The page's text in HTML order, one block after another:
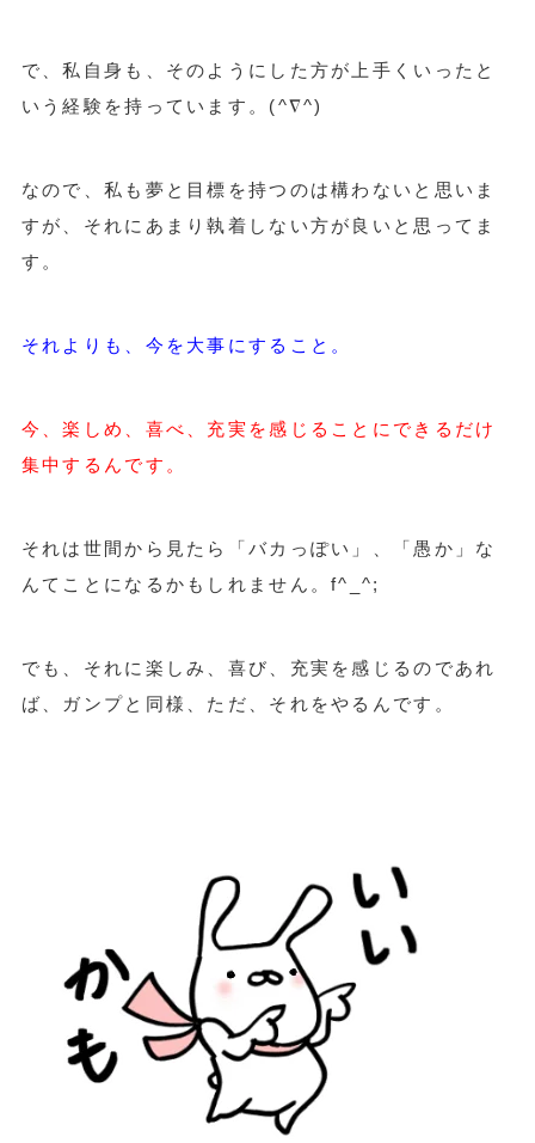
で、私自身も、そのようにした方が上手くいったと
いう経験を持っています。(^∇^)
なので、私も夢と目標を持つのは構わないと思いま
すが、それにあまり執着しない方が良いと思ってま
す。
それよりも、今を大事にすること。
今、楽しめ、喜べ、充実を感じることにできるだけ
集中するんです。
それは世間から見たら「バカっぽい」、「愚か」な
んてことになるかもしれません。f^_^;
でも、それに楽しみ、喜び、充実を感じるのであれ
ば、ガンプと同様、ただ、それをやるんです。